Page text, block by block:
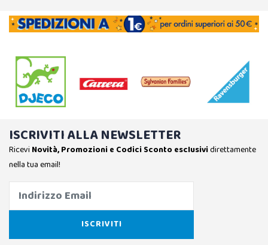
ISCRIVITI ALLA NEWSLETTER
Ricevi Novità, Promozioni e Codici Sconto esclusividirettamente
nella tua email!